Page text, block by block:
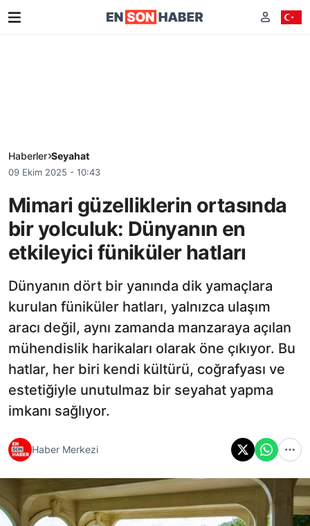
Haberler Seyahat
09 Ekim 2025 - 10:43
Mimari güzelliklerin ortasında
bir yolculuk: Dünyanın en
etkileyici füniküler hatları
Dünyanın dört bir yanında dik yamaçlara
kurulan füniküler hatları, yalnızca ulaşım
aracı değil, aynı zamanda manzaraya açılan
mühendislik harikaları olarak öne çıkıyor. Bu
hatlar, her biri kendi kültürü, coğrafyası ve
estetiğiyle unutulmaz bir seyahat yapma
imkanı sağlıyor.
Haber Merkezi